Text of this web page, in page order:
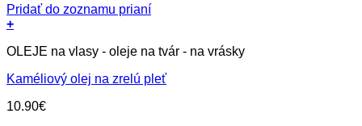
Pridať do zoznamu prianí
+
OLEJE na vlasy - oleje na tvár - na vrásky
Kaméliový olej na zrelú pleť
10.90€